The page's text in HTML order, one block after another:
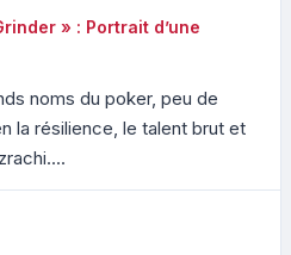
» : Portrait d’une
noms du poker, peu de
la résilience, le talent brut et